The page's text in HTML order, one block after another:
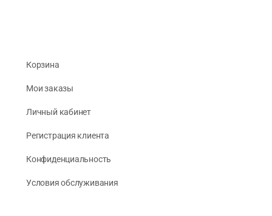
Корзина
Мои заказы
Личный кабинет
Регистрация клиента
Конфиденциальность
Условия обслуживания